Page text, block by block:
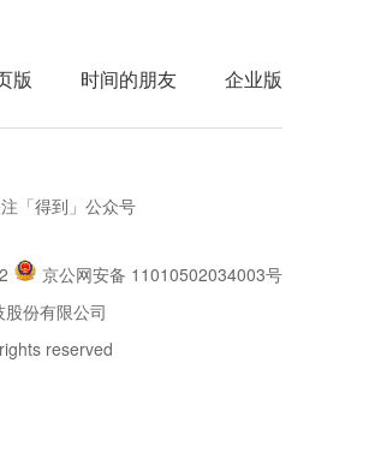
版 时间的朋友 企业版
「得到」公众号
京公网安备 11010502034003号
份有限公司
reserved